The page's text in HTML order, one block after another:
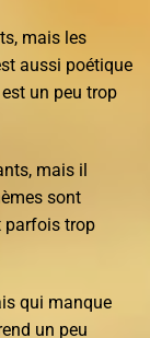
mais les
aussi poétique
un peu trop
mais il
sont
parfois trop
qui manque
un peu